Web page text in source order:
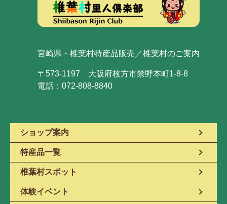
宮崎県・椎葉村特産品販売／椎葉村のご案内
〒573-1197 大阪府枚方市禁野本町1-8-8
電話：072-808-8840
ショップ案内
特産品一覧
椎葉村スポット
体験イベント